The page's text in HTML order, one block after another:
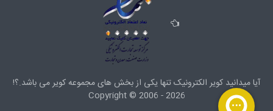
آیا میدانید کویر الکترونیک تنها یکی از بخش هایمجموعه کویرمی باشد.؟!
Copyright © 2006 - 2026